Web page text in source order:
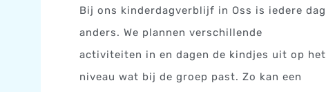
Bij ons kinderdagverblijf in Oss is iedere dag
anders. We plannen verschillende
activiteiten in en dagen de kindjes uit op het
niveau wat bij de groep past. Zo kan een